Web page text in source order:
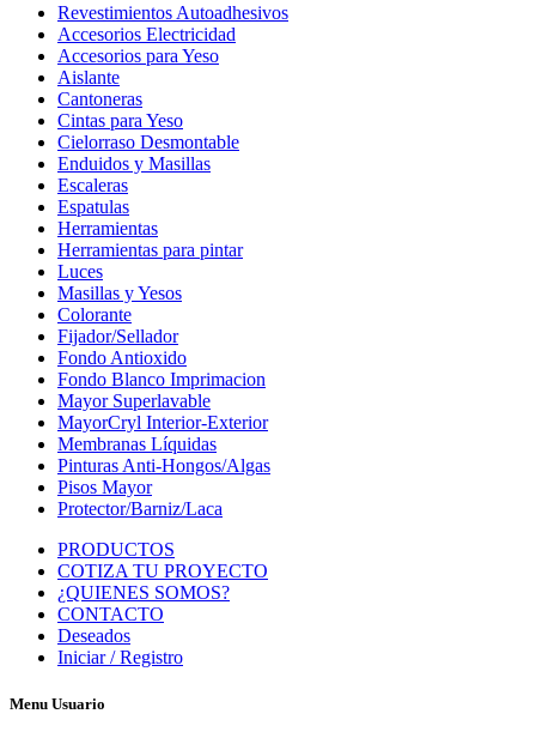
Revestimientos Autoadhesivos
Accesorios Electricidad
Accesorios para Yeso
Aislante
Cantoneras
Cintas para Yeso
Cielorraso Desmontable
Enduidos y Masillas
Escaleras
Espatulas
Herramientas
Herramientas para pintar
Luces
Masillas y Yesos
Colorante
Fijador/Sellador
Fondo Antioxido
Fondo Blanco Imprimacion
Mayor Superlavable
MayorCryl Interior-Exterior
Membranas Líquidas
Pinturas Anti-Hongos/Algas
Pisos Mayor
Protector/Barniz/Laca
PRODUCTOS
COTIZA TU PROYECTO
¿QUIENES SOMOS?
CONTACTO
Deseados
Iniciar / Registro
Menu Usuario